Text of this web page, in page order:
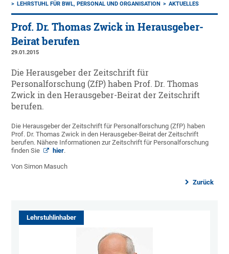
LEHRSTUHL FÜR BWL, PERSONAL UND ORGANISATION
AKTUELLES
Prof. Dr. Thomas Zwick in Herausgeber-
Beirat berufen
29.01.2015
Die Herausgeber der Zeitschrift für
Personalforschung (ZfP) haben Prof. Dr. Thomas
Zwick in den Herausgeber-Beirat der Zeitschrift
berufen.
Die Herausgeber der Zeitschrift für Personalforschung (ZfP) haben
Prof. Dr. Thomas Zwick in den Herausgeber-Beirat der Zeitschrift
berufen. Nähere Informationen zur Zeitschrift für Personalforschung
finden Sie
hier.
Von Simon Masuch
Zurück
Lehrstuhlinhaber